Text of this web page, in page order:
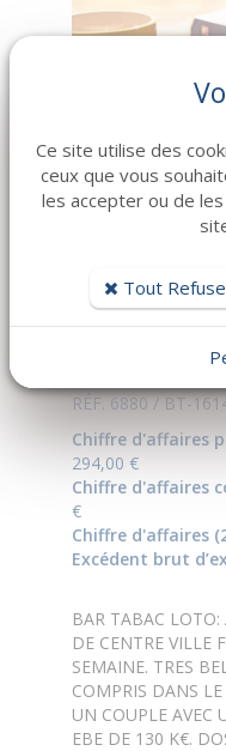
Bar-
Grande
RÉF. 6880 / BT-
Chiffre d'affaires
294,00 €
Chiffre d'affaires
€
Chiffre d'affaires
Excédent brut
BAR TABAC
DE CENTRE VILLE
SEMAINE. TRES
COMPRIS DANS
UN COUPLE AVEC
EBE DE 130 K€.
Ce site utilise des
ceux que vous
les accepter ou de
Tout